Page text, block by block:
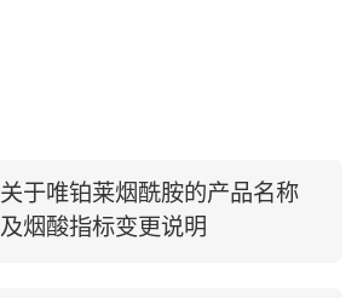
关于唯铂莱烟酰胺的产品名称
及烟酸指标变更说明